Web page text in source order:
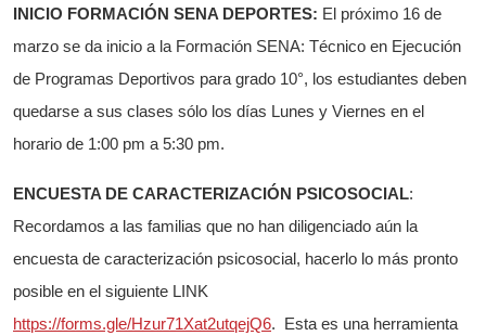
INICIO FORMACIÓN SENA DEPORTES: El próximo 16 de
marzo se da inicio a la Formación SENA: Técnico en Ejecución
de Programas Deportivos para grado 10°, los estudiantes deben
quedarse a sus clases sólo los días Lunes y Viernes en el
horario de 1:00 pm a 5:30 pm.
ENCUESTA DE CARACTERIZACIÓN PSICOSOCIAL:
Recordamos a las familias que no han diligenciado aún la
encuesta de caracterización psicosocial, hacerlo lo más pronto
posible en el siguiente LINK
https://forms.gle/Hzur71Xat2utqejQ6. Esta es una herramienta